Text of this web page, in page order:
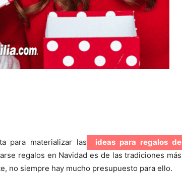
para materializar las
ideas para regalos de
regalos en Navidad es de las tradiciones más
no siempre hay mucho presupuesto para ello.